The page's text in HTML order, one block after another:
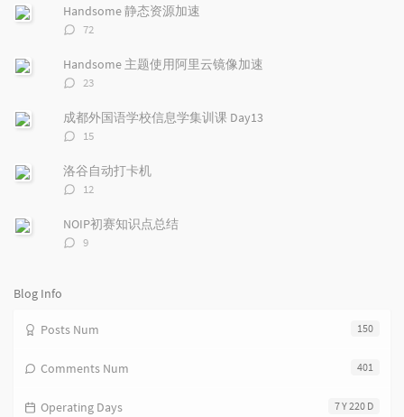
u
a
r
r
t
c
l
s
t
m
Handsome 静态资源加速
评
数：
72
Handsome 主题使用阿里云镜像加速
评
数：
23
成都外国语学校信息学集训课 Day13
评
数：
15
洛谷自动打卡机
评
数：
12
NOIP初赛知识点总结
评
9
Blog Info
150
Posts Num
401
Comments Num
7 Y 220 D
Operating Days